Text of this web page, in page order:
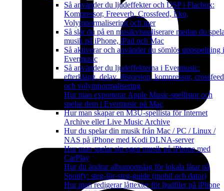
Så använder du ljudeffekter och DSP i Flacbox:
Kompressor, Freeverb, Crossfeed, Eko,
Volymnormalisering och mer
Så slår du på en musikvisualiserare medan du
musik på iPhone, iPad och Mac
Så aktiverar och använder du sömlös uppspelning i
Evermusic
Så använder du ljudeffekterna i Evermusic:
efterklang, delay, distorsion, kompressor, crossfeed
och volymnormalisering
Hur man exporterar Apple Music-spellistor och
spelar dem i Evermusic på Mac
Hur man skapar en M3U-spellista för Internet
Archive eller Live Music Archive
Hur du spelar din musik från Mac / PC / Linux /
NAS på iPhone med Kodi DLNA-server
Hur man spelar sin egen musik på iPhone med
CarPlay
Hur du ändrar albumomslag för lokala låtar på
Spotify: steg-för-steg-guide (mobil och dator)
Hur man redigerar låttexter för ljudfiler på iPhone